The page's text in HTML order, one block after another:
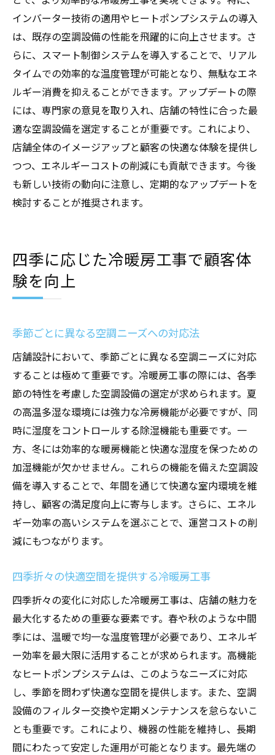
インバーター技術の適用やヒートポンプシステムの導入
は、既存の空調設備の性能を飛躍的に向上させます。さ
らに、スマート制御システムを導入することで、リアル
タイムでの効率的な温度管理が可能となり、無駄なエネ
ルギー消費を抑えることができます。アップデートの際
には、専門家の意見を取り入れ、店舗の特性に合った最
適な空調設備を選定することが重要です。これにより、
店舗全体のイメージアップと顧客の快適な体験を提供し
つつ、エネルギーコストの削減にも貢献できます。今後
も新しい技術の動向に注意し、定期的なアップデートを
検討することが推奨されます。
四季に応じた冷暖房工事で顧客体
験を向上
季節ごとに異なる空調ニーズへの対応法
店舗設計において、季節ごとに異なる空調ニーズに対応
することは極めて重要です。冷暖房工事の際には、各季
節の特性を考慮した空調設備の選定が求められます。夏
の高温多湿な環境には強力な冷房機能が必要ですが、同
時に湿度をコントロールする除湿機能も重要です。一
方、冬には効率的な暖房機能と快適な湿度を保つための
加湿機能が欠かせません。これらの機能を備えた空調設
備を導入することで、年間を通じて快適な室内環境を維
持し、顧客の満足度向上に寄与します。さらに、エネル
ギー効率の高いシステムを選ぶことで、運営コストの削
減にもつながります。
四季折々の快適空間を提供する冷暖房工事
四季折々の変化に対応した冷暖房工事は、店舗の魅力を
最大化するための重要な要素です。春や秋のような中間
季には、温暖で均一な温度管理が必要であり、エネルギ
ー効率を最大限に活用することが求められます。高機能
なヒートポンプシステムは、このようなニーズに対応
し、季節を問わず快適な空間を提供します。また、空調
設備のフィルター交換や定期メンテナンスを怠らないこ
とも重要です。これにより、機器の性能を維持し、長期
間にわたって安定した運用が可能となります。最先端の